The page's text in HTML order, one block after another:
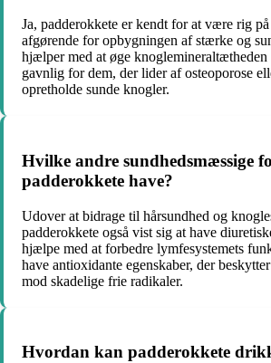
Ja, padderokkete er kendt for at være rig
afgørende for opbygningen af stærke og
hjælper med at øge
gavnlig for dem, der lider af osteoporose
opretholde sunde knogler.
Hvilke andre sundhedsmæssige
padderokkete have?
Udover at bidrage til hårsundhed og
padderokkete også vist sig at have
hjælpe med at forbedre lymfesystemets
have antioxidante egenskaber, der
mod skadelige frie radikaler.
Hvordan kan padderokkete